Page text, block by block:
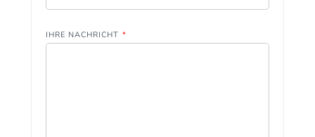
IHRE NACHRICHT *